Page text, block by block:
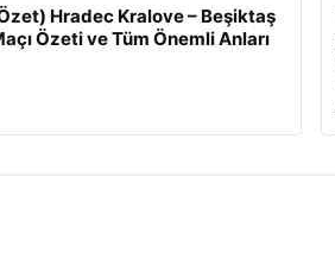
Hradec Kralove – Beşiktaş
Özeti ve Tüm Önemli Anları